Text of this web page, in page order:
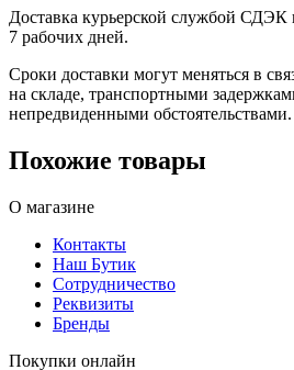
Доставка курьерской службой СДЭК
7 рабочих дней.
Сроки доставки могут меняться в
на складе, транспортными
непредвиденными обстоятельствами.
Похожие товары
О магазине
Контакты
Наш Бутик
Сотрудничество
Реквизиты
Бренды
Покупки онлайн